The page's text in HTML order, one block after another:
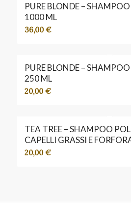
PURE BLONDE –
1000 ML
36,00€
PURE BLONDE –
250 ML
20,00€
TEA TREE – SHAMPOO
CAPELLI GRASSI E
20,00€